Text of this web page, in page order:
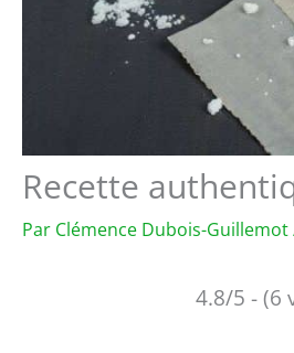
Recette
Par Clémence Dubois-Guillemot
4.8/5 - (6